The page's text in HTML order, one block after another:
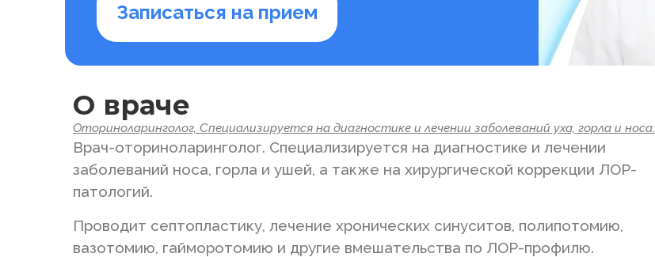
Записаться на прием
О враче
Оториноларинголог, Специализируется на диагностике и лечении заболеваний уха, горла и носа.
Врач-оториноларинголог. Специализируется на диагностике и лечении
заболеваний носа, горла и ушей, а также на хирургической коррекции ЛОР-
патологий.
Проводит септопластику, лечение хронических синуситов, полипотомию,
вазотомию, гайморотомию и другие вмешательства по ЛОР-профилю.